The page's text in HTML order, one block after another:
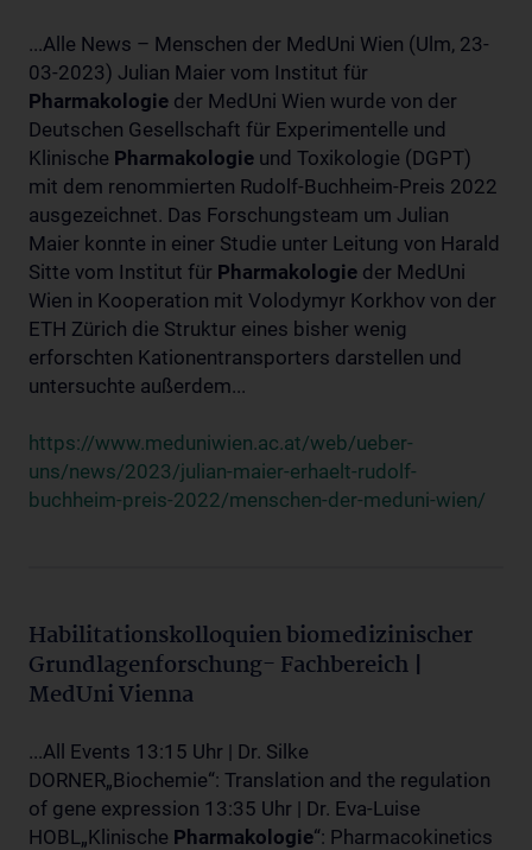
...Alle News – Menschen der MedUni Wien (Ulm, 23-
03-2023) Julian Maier vom Institut für
Pharmakologie der MedUni Wien wurde von der
Deutschen Gesellschaft für Experimentelle und
Klinische Pharmakologie und Toxikologie (DGPT)
mit dem renommierten Rudolf-Buchheim-Preis 2022
ausgezeichnet. Das Forschungsteam um Julian
Maier konnte in einer Studie unter Leitung von Harald
Sitte vom Institut für Pharmakologie der MedUni
Wien in Kooperation mit Volodymyr Korkhov von der
ETH Zürich die Struktur eines bisher wenig
erforschten Kationentransporters darstellen und
untersuchte außerdem...
https://www.meduniwien.ac.at/web/ueber-
uns/news/2023/julian-maier-erhaelt-rudolf-
buchheim-preis-2022/menschen-der-meduni-wien/
Habilitationskolloquien biomedizinischer
Grundlagenforschung- Fachbereich |
MedUni Vienna
...All Events 13:15 Uhr | Dr. Silke
DORNER„Biochemie“: Translation and the regulation
of gene expression 13:35 Uhr | Dr. Eva-Luise
HOBL„Klinische Pharmakologie“: Pharmacokinetics